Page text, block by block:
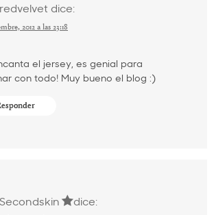
redvelvet dice:
2012 a las 23:18
el jersey, es genial para
con todo! Muy bueno el blog :)
Secondskin dice: